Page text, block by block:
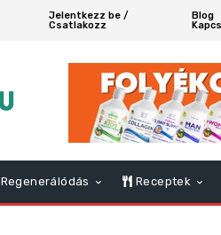
Jelentkezz be /
Csatlakozz
Blog
Regenerálódás Receptek